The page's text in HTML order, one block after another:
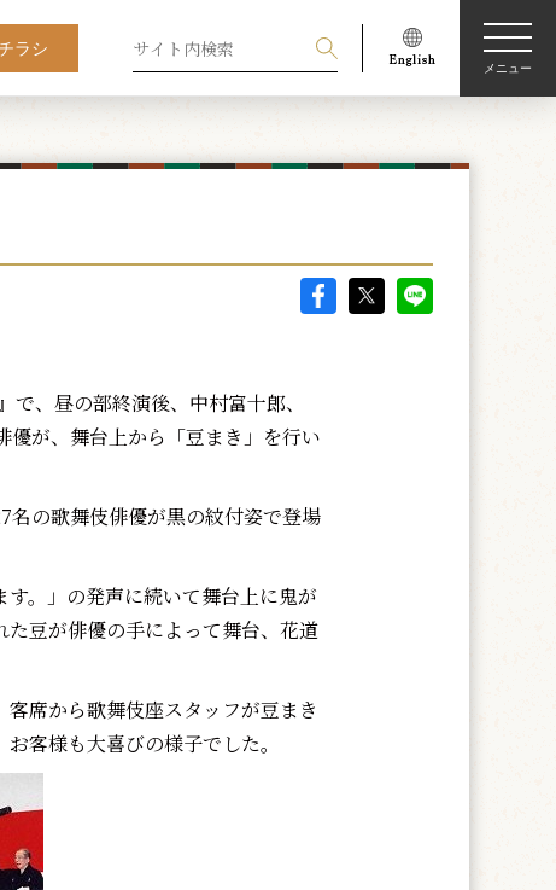
ラシ
メニュー
、昼の部終演後、中村富十郎、
が、舞台上から「豆まき」を行い
の歌舞伎俳優が黒の紋付姿で登場
。」の発声に続いて舞台上に鬼が
豆が俳優の手によって舞台、花道
席から歌舞伎座スタッフが豆まき
客様も大喜びの様子でした。